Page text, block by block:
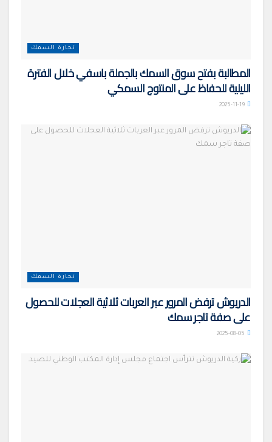
تجارة السمك
المطالبة بفتح سوق السمك بالجملة باسفي خلال الفترة
الليلية للحفاظ على المنتوج السمكي
تجارة السمك
الدريوش ترفض المرور عبر العربات ثلاثية العجلات للحصول
على صفة تاجر سمك